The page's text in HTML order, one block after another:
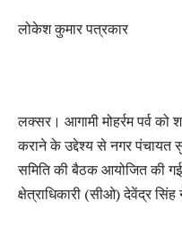
लोकेश कुमार पत्रकार
लक्सर। आगामी मोहर्रम पर्व को
कराने के उद्देश्य से नगर पंचायत
समिति की बैठक आयोजित की
क्षेत्राधिकारी (सीओ) देवेंद्र सिंह